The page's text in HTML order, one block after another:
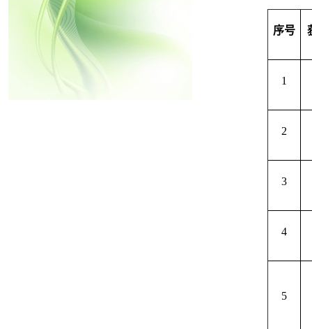
序号
1
2
3
4
5